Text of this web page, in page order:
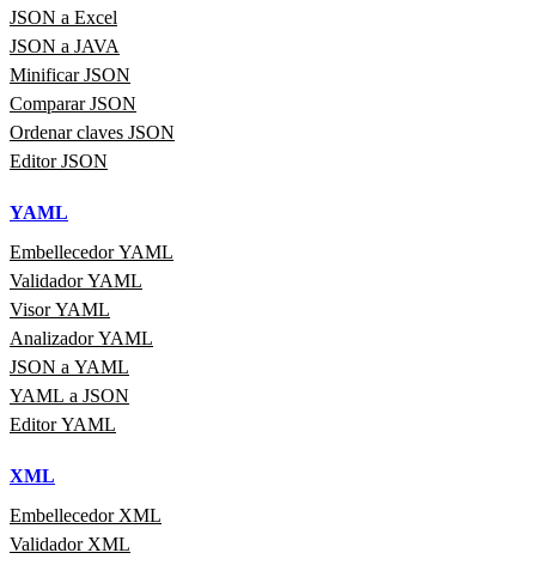
JSON a Excel
JSON a JAVA
Minificar JSON
Comparar JSON
Ordenar claves JSON
Editor JSON
YAML
Embellecedor YAML
Validador YAML
Visor YAML
Analizador YAML
JSON a YAML
YAML a JSON
Editor YAML
XML
Embellecedor XML
Validador XML